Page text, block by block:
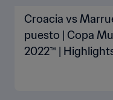
Croacia vs
puesto | Copa
2022™ |